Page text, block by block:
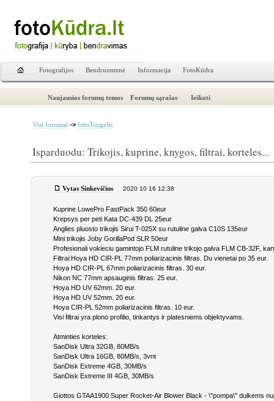
Fotografijos Bendruomenė Informacija FotoKūdra
Naujausios forumų temos Forumų sąrašas Ieškoti
Visi forumai -> fotoTurgelis
Isparduodu: Trikojis, kuprine, knygos, filtrai, korteles...
Vytas Sinkevičius 2020 10 16 12:38
Kuprine LowePro FastPack 350 60eur
Krepsys per peti Kata DC-439 DL 25eur
Anglies pluosto trikojis Sirui T-025X su rutuline galva C10S 135eur
Mini trikojis Joby GorillaPod SLR 50eur
Profesionali vokieciu gamintojo FLM rutuline trikojo galva FLM CB-32F,
Filtrai:Hoya HD CIR-PL 77mm poliarizacinis filtras. Du vienetai po 35 eur.
Hoya HD CIR-PL 67mm poliarizacinis filtras. 30 eur.
Nikon NC 77mm apsauginis filtras. 25 eur.
Hoya HD UV 62mm. 20 eur.
Hoya HD UV 52mm. 20 eur.
Hoya CIR-PL 52mm poliarizacinis filtras. 10 eur.
Visi filtrai yra plono profilio, tinkantys ir platesniems objektyvams.
Atminties korteles:
SanDisk Ultra 32GB, 80MB/s
SanDisk Ultra 16GB, 80MB/s, 3vnt
SanDisk Extreme 4GB, 30MB/s
SanDisk Extreme III 4GB, 30MB/s
Giottos GTAA1900 Super Rocket-Air Blower Black - \"pompa\" dulkems